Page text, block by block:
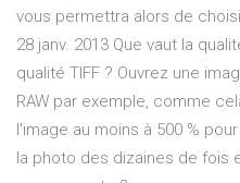
vous permettra alors de
28 janv. 2013 Que vaut la
qualité TIFF ? Ouvrez une
RAW par exemple, comme
l'image au moins à 500 %
la photo des dizaines de fois